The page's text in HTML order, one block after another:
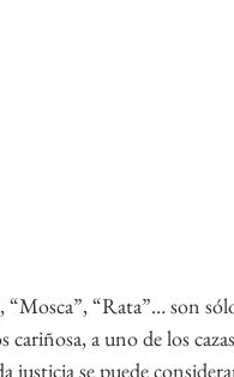
“Rata”… son
cariñosa, a uno de los
justicia se puede